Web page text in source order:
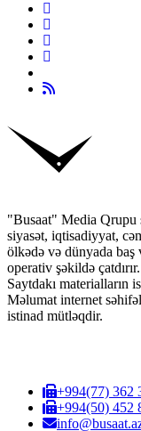
"Busaat" Media Qrupu
siyasət, iqtisadiyyat,
ölkədə və dünyada baş
operativ şəkildə çatdırır.
Saytdakı materialların
Məlumat internet
istinad mütləqdir.
+994(77) 362
+994(50) 452